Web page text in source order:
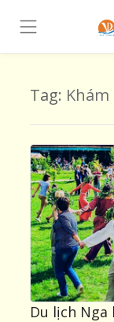
Tag: Khám
Du lịch